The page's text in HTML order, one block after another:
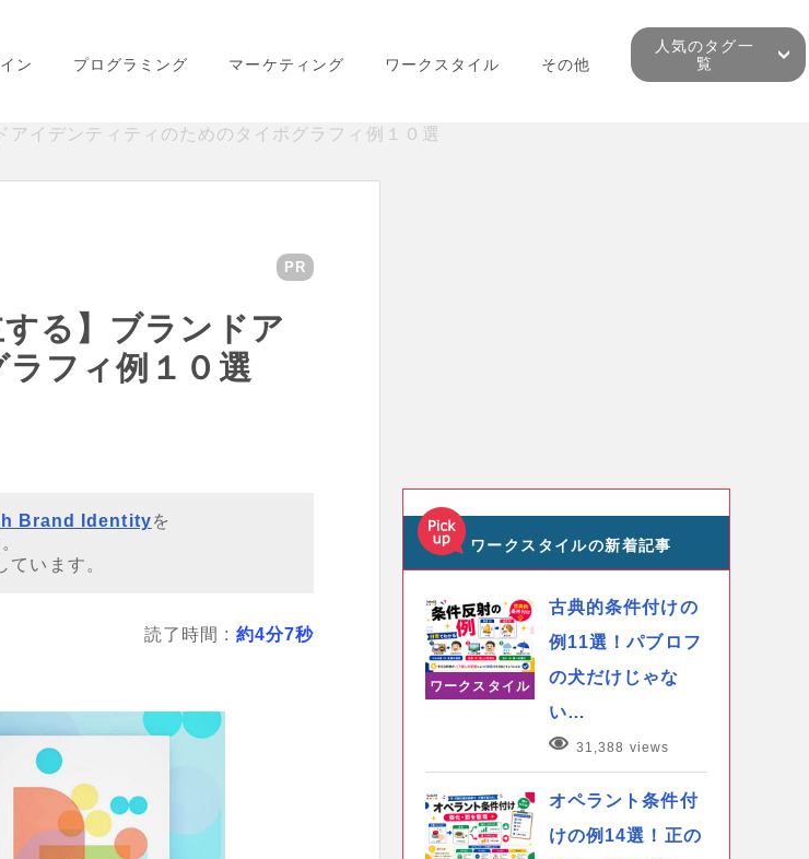
ン プログラミング マーケティング ワークスタイル その他
人気のタグ一
覧
アイデンティティのためのタイポグラフィ例１０選
PR
る】ブランドア
フィ例１０選
Brand Identityを
います。
読了時間 : 約4分7秒
ワークスタイルの新着記事
ワークスタイル
古典的条件付けの
例11選！パブロフ
の犬だけじゃな
い…
31,388 views
オペラント条件付
けの例14選！正の